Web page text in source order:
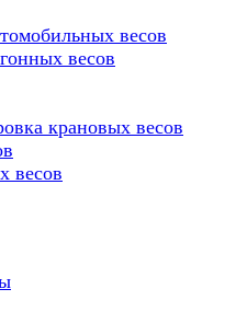
весов
весов
крановых весов
весов